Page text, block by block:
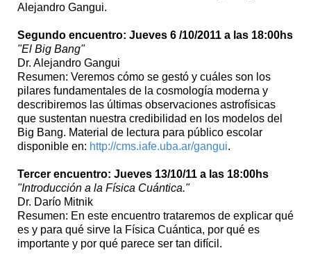
Alejandro Gangui.
Segundo encuentro: Jueves 6 /10/2011 a las 18:00hs
"El Big Bang"
Dr. Alejandro Gangui
Resumen: Veremos cómo se gestó y cuáles son los
pilares fundamentales de la cosmología moderna y
describiremos las últimas observaciones astrofísicas
que sustentan nuestra credibilidad en los modelos del
Big Bang. Material de lectura para público escolar
disponible en: http://cms.iafe.uba.ar/gangui.
Tercer encuentro: Jueves 13/10/11 a las 18:00hs
"Introducción a la Física Cuántica."
Dr. Darío Mitnik
Resumen: En este encuentro trataremos de explicar qué
es y para qué sirve la Física Cuántica, por qué es
importante y por qué parece ser tan difícil.